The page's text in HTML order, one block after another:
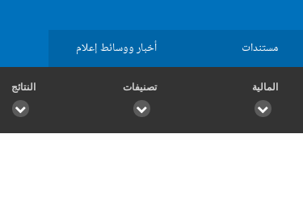
مستندات أخبار ووسائط إعلام
المالية تصنيفات النتائج